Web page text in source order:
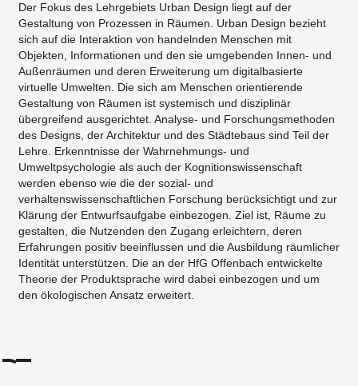
Der Fokus des Lehrgebiets Urban Design liegt auf der
Gestaltung von Prozessen in Räumen. Urban Design bezieht
sich auf die Interaktion von handelnden Menschen mit
Objekten, Informationen und den sie umgebenden Innen- und
Außenräumen und deren Erweiterung um digitalbasierte
virtuelle Umwelten. Die sich am Menschen orientierende
Gestaltung von Räumen ist systemisch und disziplinär
übergreifend ausgerichtet. Analyse- und Forschungsmethoden
des Designs, der Architektur und des Städtebaus sind Teil der
Lehre. Erkenntnisse der Wahrnehmungs- und
Umweltpsychologie als auch der Kognitionswissenschaft
werden ebenso wie die der sozial- und
verhaltenswissenschaftlichen Forschung berücksichtigt und zur
Klärung der Entwurfsaufgabe einbezogen. Ziel ist, Räume zu
gestalten, die Nutzenden den Zugang erleichtern, deren
Erfahrungen positiv beeinflussen und die Ausbildung räumlicher
Identität unterstützen. Die an der HfG Offenbach entwickelte
Theorie der Produktsprache wird dabei einbezogen und um
den ökologischen Ansatz erweitert.